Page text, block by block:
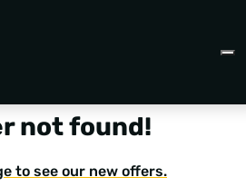
not found!
to see our new offers.